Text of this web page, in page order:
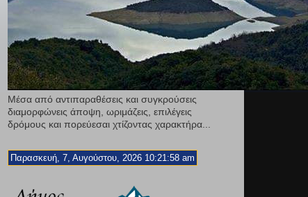
Μέσα από αντιπαραθέσεις και συγκρούσεις
διαμορφώνεις άποψη, ωριμάζεις, επιλέγεις
δρόμους και πορεύεσαι χτίζοντας χαρακτήρα...
Παρασκευή, 7, Αυγούστου, 2026 10:21:59 am